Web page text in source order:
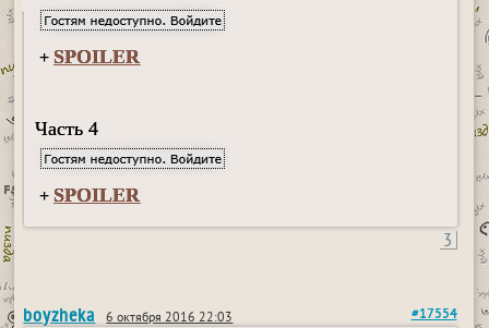
+ SPOILER
Часть 4
+ SPOILER
3
boyzheka 6 октября 2016 22:03 #17554